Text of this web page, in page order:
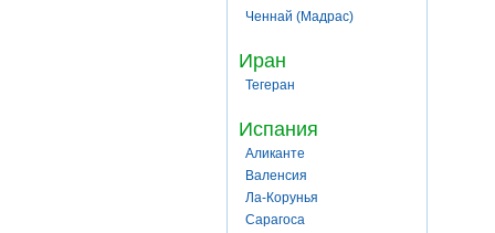
Ченнай (Мадрас)
Иран
Тегеран
Испания
Аликанте
Валенсия
Ла-Корунья
Сарагоса